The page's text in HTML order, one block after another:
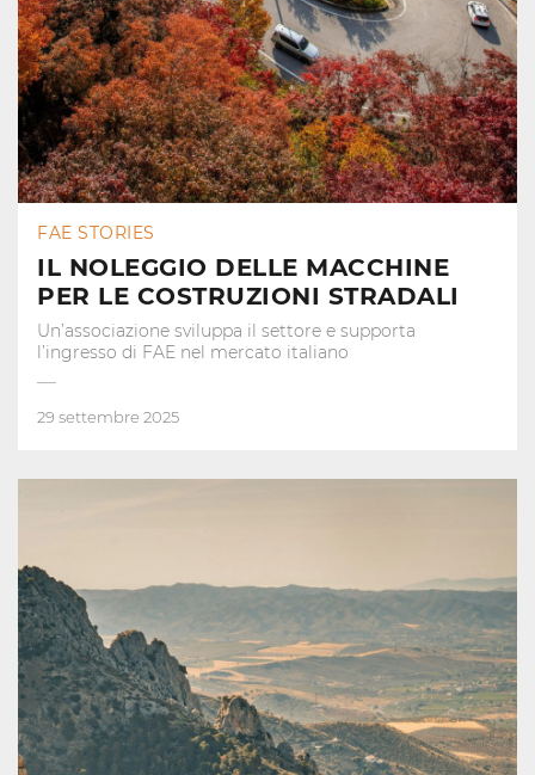
FAE STORIES
IL NOLEGGIO DELLE MACCHINE
PER LE COSTRUZIONI STRADALI
Un’associazione sviluppa il settore e supporta
l’ingresso di FAE nel mercato italiano
29 settembre 2025